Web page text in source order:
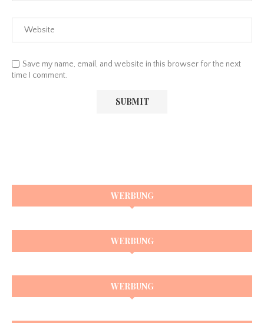
Save my name, email, and website in this browser for the next
time I comment.
WERBUNG
WERBUNG
WERBUNG